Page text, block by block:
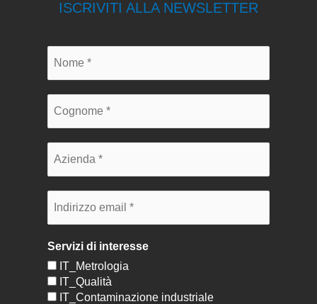
ISCRIVITI ALLA NEWSLETTER
Servizi di interesse
IT_Metrologia
IT_Qualità
IT_Contaminazione industriale